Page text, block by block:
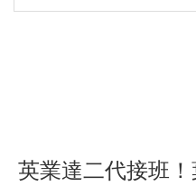
英業達二代接班